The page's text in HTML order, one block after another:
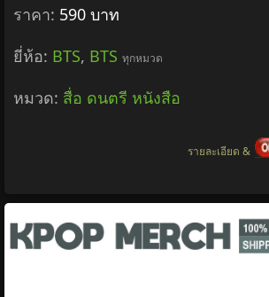
ราคา: 590 บาท
ยี่ห้อ: BTS, BTS ทุกหมวด
หมวด: สื่อ ดนตรี หนังสือ
รายละเอียด &